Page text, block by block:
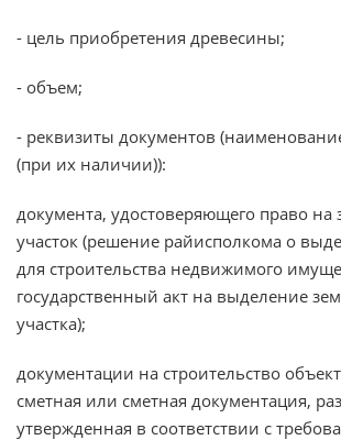
- цель приобретения древесины;
- объем;
- реквизиты документов
(при их наличии)):
документа, удостоверяющего право
участок (решение райисполкома о
для строительства недвижимого
государственный акт на выделение
участка);
документации на строительство
сметная или сметная документация,
утвержденная в соответствии с